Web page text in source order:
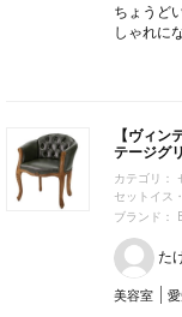
ちょうど
しゃれに
【ヴィ
テージグ
カテゴリ：
セットイス
ブランド：
た
美容室